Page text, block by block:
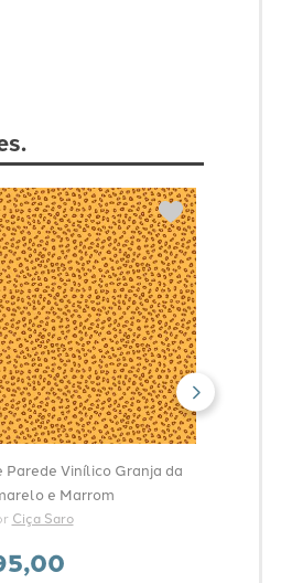
Parede Vinílico Granja da
e Marrom
Ciça Saro
,00